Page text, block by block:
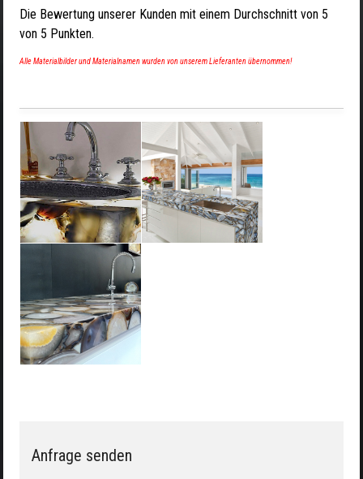
Die Bewertung unserer Kunden mit einem Durchschnitt von 5
von 5 Punkten.
Alle Materialbilder und Materialnamen wurden von unserem Lieferanten übernommen!
Anfrage senden